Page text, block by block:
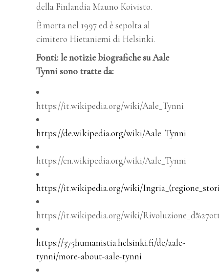
della Finlandia Mauno Koivisto.
È morta nel 1997 ed è sepolta al
cimitero Hietaniemi di Helsinki.
Fonti: le notizie biografiche su Aale
Tynni sono tratte da:
https://it.wikipedia.org/wiki/Aale_Tynni
https://de.wikipedia.org/wiki/Aale_Tynni
https://en.wikipedia.org/wiki/Aale_Tynni
https://it.wikipedia.org/wiki/
https://it.wikipedia.org/wiki/
https://375humanistia.helsinki.fi/de/aale-
tynni/more-about-aale-tynni